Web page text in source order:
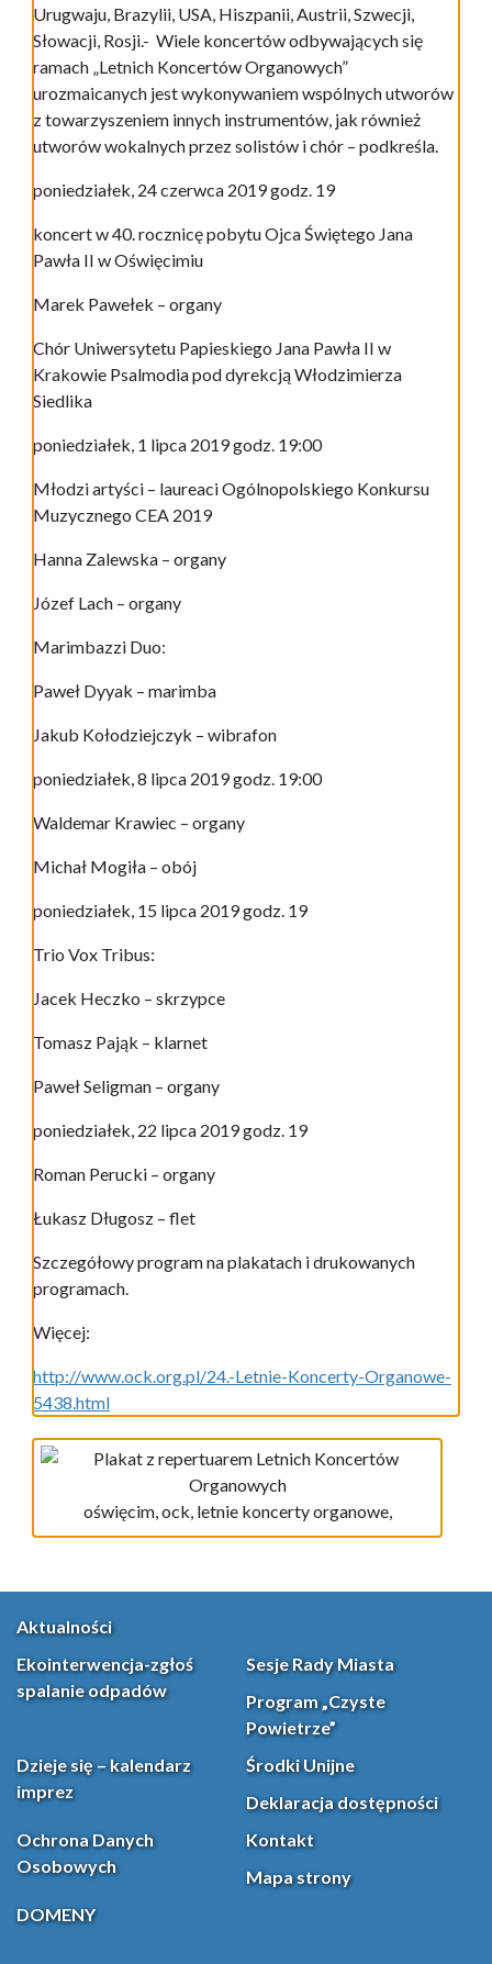
Urugwaju, Brazylii, USA, Hiszpanii, Austrii, Szwecji,
Słowacji, Rosji.- Wiele koncertów odbywających się
ramach „Letnich Koncertów Organowych”
urozmaicanych jest wykonywaniem wspólnych utworów
z towarzyszeniem innych instrumentów, jak również
utworów wokalnych przez solistów i chór – podkreśla.
poniedziałek, 24 czerwca 2019 godz. 19
koncert w 40. rocznicę pobytu Ojca Świętego Jana
Pawła II w Oświęcimiu
Marek Pawełek – organy
Chór Uniwersytetu Papieskiego Jana Pawła II w
Krakowie Psalmodia pod dyrekcją Włodzimierza
Siedlika
poniedziałek, 1 lipca 2019 godz. 19:00
Młodzi artyści – laureaci Ogólnopolskiego Konkursu
Muzycznego CEA 2019
Hanna Zalewska – organy
Józef Lach – organy
Marimbazzi Duo:
Paweł Dyyak – marimba
Jakub Kołodziejczyk – wibrafon
poniedziałek, 8 lipca 2019 godz. 19:00
Waldemar Krawiec – organy
Michał Mogiła – obój
poniedziałek, 15 lipca 2019 godz. 19
Trio Vox Tribus:
Jacek Heczko – skrzypce
Tomasz Pająk – klarnet
Paweł Seligman – organy
poniedziałek, 22 lipca 2019 godz. 19
Roman Perucki – organy
Łukasz Długosz – flet
Szczegółowy program na plakatach i drukowanych
programach.
Więcej:
http://www.ock.org.pl/24.-Letnie-Koncerty-Organowe-
5438.html
oświęcim, ock, letnie koncerty organowe,
Aktualności
Ekointerwencja-zgłoś
spalanie odpadów
Sesje Rady Miasta
Program „Czyste
Powietrze”
Dzieje się – kalendarz
imprez
Środki Unijne
Deklaracja dostępności
Ochrona Danych
Osobowych
Kontakt
Mapa strony
DOMENY